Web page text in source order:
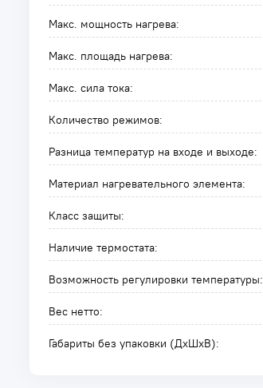
Макс. мощность нагрева:
Макс. площадь нагрева:
Макс. сила тока:
Количество режимов:
Разница температур на входе и выходе:
Материал нагревательного элемента:
Класс защиты:
Наличие термостата:
Возможность регулировки температуры:
Вес нетто:
Габариты без упаковки (ДxШxВ):